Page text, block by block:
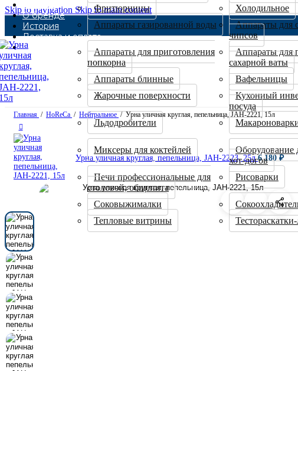
Skip to navigation Skip to main content
Каталог
О бренде
История
Доставка и оплата
Контакты
Фритюрницы Холодильное
Аппараты газированной воды
Аппараты для
чипсов
Аппараты для приготовления
попкорна
Аппараты для
сахарной ваты
Аппараты блинные Вафельницы
Жарочные поверхности
Кухонный
посуда
Льдодробители
Миксеры для коктейлей
Оборудование
хот-догов
Печи профессиональные для
столовой, общепита
Рисоварки
Соковыжималки
Тепловые витрины
Главная / HoReCa / Нейтральное / Урна уличная круглая, пепельница, JAH-2221, 15л
Урна уличная круглая, пепельница, JAH-2223, 25л6 180 ₽